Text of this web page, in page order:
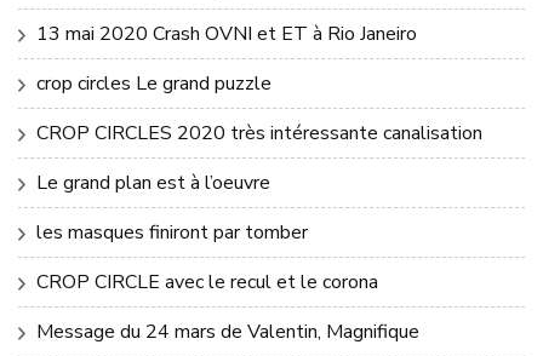
13 mai 2020 Crash OVNI et ET à Rio Janeiro
crop circles Le grand puzzle
CROP CIRCLES 2020 très intéressante canalisation
Le grand plan est à l’oeuvre
les masques finiront par tomber
CROP CIRCLE avec le recul et le corona
Message du 24 mars de Valentin, Magnifique